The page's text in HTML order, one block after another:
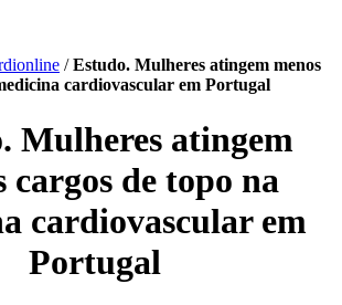
/Estudo. Mulheres atingem menos
cardiovascular em Portugal
Mulheres atingem
cargos de topo na
cardiovascular em
Portugal